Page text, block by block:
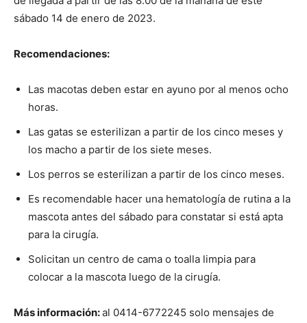
sábado 14 de enero de 2023.
Recomendaciones:
Las macotas deben estar en ayuno por al menos ocho
horas.
Las gatas se esterilizan a partir de los cinco meses y
los macho a partir de los siete meses.
Los perros se esterilizan a partir de los cinco meses.
Es recomendable hacer una hematología de rutina a la
mascota antes del sábado para constatar si está apta
para la cirugía.
Solicitan un centro de cama o toalla limpia para
colocar a la mascota luego de la cirugía.
Más información:al 0414-6772245 solo mensajes de